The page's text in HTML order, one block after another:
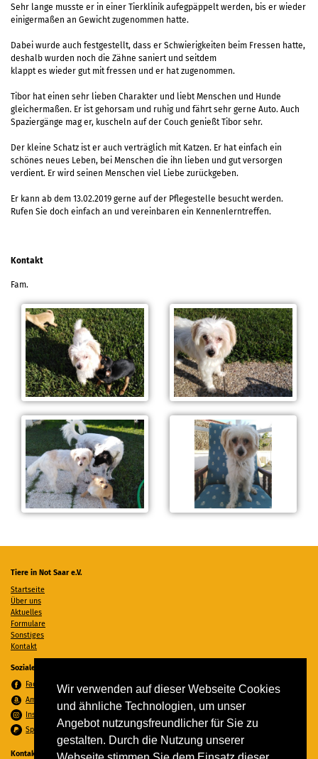
Wir verwenden auf dieser Webseite Cookies
und ähnliche Technologien, um unser
Angebot nutzungsfreundlicher für Sie zu
gestalten. Durch die Nutzung unserer
Sehr lange musste er in einer Tierklinik aufegpäppelt werden, bis er wieder
einigermaßen an Gewicht zugenommen hatte.
Dabei wurde auch festgestellt, dass er Schwierigkeiten beim Fressen hatte,
deshalb wurden noch die Zähne saniert und seitdem
klappt es wieder gut mit fressen und er hat zugenommen.
Tibor hat einen sehr lieben Charakter und liebt Menschen und Hunde
gleichermaßen. Er ist gehorsam und ruhig und fährt sehr gerne Auto. Auch
Spaziergänge mag er, kuscheln auf der Couch genießt Tibor sehr.
Der kleine Schatz ist er auch verträglich mit Katzen. Er hat einfach ein
schönes neues Leben, bei Menschen die ihn lieben und gut versorgen
verdient. Er wird seinen Menschen viel Liebe zurückgeben.
Er kann ab dem 13.02.2019 gerne auf der Pflegestelle besucht werden.
Rufen Sie doch einfach an und vereinbaren ein Kennenlerntreffen.
Kontakt
Fam.
Tiere in Not Saar e.V.
Startseite
Über uns
Aktuelles
Formulare
Sonstiges
Kontakt
Soziale Medien
Facebook
Amazon Wunschzettel
Instagram
Spenden per PayPal
Kontakt